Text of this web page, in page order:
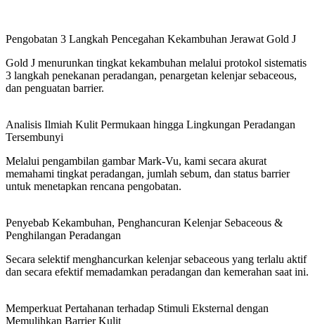
Pengobatan 3 Langkah Pencegahan Kekambuhan Jerawat Gold J
Gold J menurunkan tingkat kekambuhan melalui protokol sistematis
3 langkah penekanan peradangan, penargetan kelenjar sebaceous,
dan penguatan barrier.
Analisis Ilmiah Kulit Permukaan hingga Lingkungan Peradangan
Tersembunyi
Melalui pengambilan gambar Mark-Vu, kami secara akurat
memahami tingkat peradangan, jumlah sebum, dan status barrier
untuk menetapkan rencana pengobatan.
Penyebab Kekambuhan, Penghancuran Kelenjar Sebaceous &
Penghilangan Peradangan
Secara selektif menghancurkan kelenjar sebaceous yang terlalu aktif
dan secara efektif memadamkan peradangan dan kemerahan saat ini.
Memperkuat Pertahanan terhadap Stimuli Eksternal dengan
Memulihkan Barrier Kulit